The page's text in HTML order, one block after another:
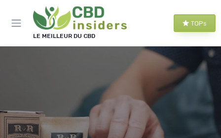
LE MEILLEUR DU CBD
TOPs
Panneau de gestion des cookies